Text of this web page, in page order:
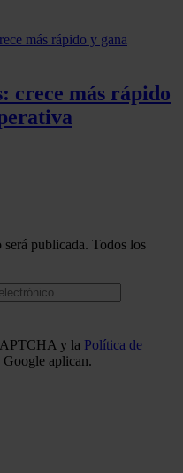
crece más rápido
publicada. Todos los
y la Política de
Google aplican.